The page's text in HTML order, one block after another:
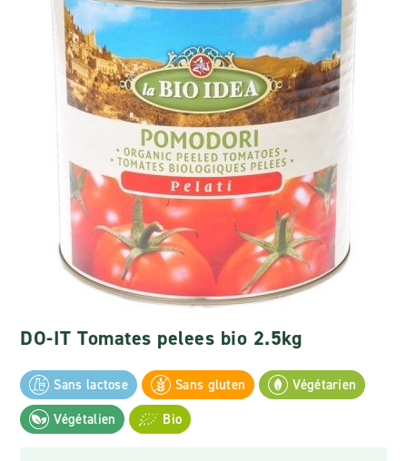
DO-IT Tomates pelees bio 2.5kg
Sans lactose Sans gluten
Végétarien
Végétalien
Bio